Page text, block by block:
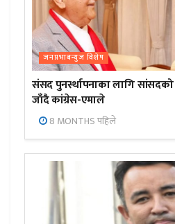
जनप्रभाबन्युज विशेष
संसद पुनर्स्थापनाका लागि
जाँदै कांग्रेस-एमाले
8 MONTHS पहिले